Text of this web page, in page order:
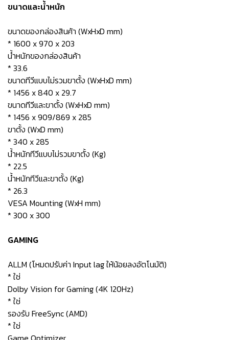
ขนาดและน้ำหนัก
ขนาดของกล่องสินค้า (WxHxD mm)
* 1600 x 970 x 203
น้ำหนักของกล่องสินค้า
* 33.6
ขนาดทีวีแบบไม่รวมขาตั้ง (WxHxD mm)
* 1456 x 840 x 29.7
ขนาดทีวีและขาตั้ง (WxHxD mm)
* 1456 x 909/869 x 285
ขาตั้ง (WxD mm)
* 340 x 285
น้ำหนักทีวีแบบไม่รวมขาตั้ง (Kg)
* 22.5
น้ำหนักทีวีและขาตั้ง (Kg)
* 26.3
VESA Mounting (WxH mm)
* 300 x 300
GAMING
ALLM (โหมดปรับค่า Input lag ให้น้อยลงอัตโนมัติ)
* ใช่
Dolby Vision for Gaming (4K 120Hz)
* ใช่
รองรับ FreeSync (AMD)
* ใช่